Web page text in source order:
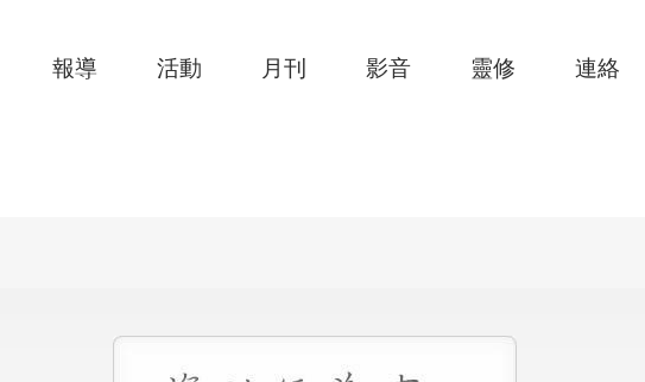
報導 活動 月刊 影音 靈修 連絡